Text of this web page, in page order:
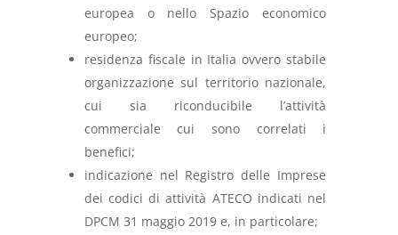
europea o nello Spazio economico
europeo;
residenza fiscale in Italia ovvero stabile
organizzazione sul territorio nazionale,
cui sia riconducibile l’attività
commerciale cui sono correlati i
benefici;
indicazione nel Registro delle Imprese
dei codici di attività ATECO indicati nel
DPCM 31 maggio 2019 e, in particolare;